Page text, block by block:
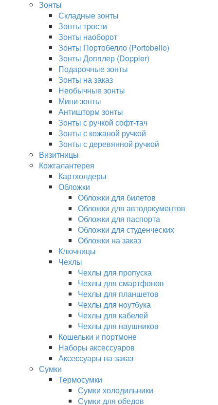
Зонты
Складные зонты
Зонты трости
Зонты наоборот
Зонты Портобелло (Portobello)
Зонты Допплер (Doppler)
Подарочные зонты
Зонты на заказ
Необычные зонты
Мини зонты
Антишторм зонты
Зонты с ручкой софт-тач
Зонты с кожаной ручкой
Зонты с деревянной ручкой
Визитницы
Кожгалантерея
Картхолдеры
Обложки
Обложки для билетов
Обложки для автодокументов
Обложки для паспорта
Обложки для студенческих
Обложки на заказ
Ключницы
Чехлы
Чехлы для пропуска
Чехлы для смартфонов
Чехлы для планшетов
Чехлы для ноутбука
Чехлы для кабелей
Чехлы для наушников
Кошельки и портмоне
Наборы аксессуаров
Аксессуары на заказ
Сумки
Термосумки
Сумки холодильники
Сумки для обедов